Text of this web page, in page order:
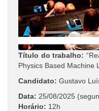
Título do trabalho:
Physics Based Machine
Candidato: Gustavo
Data: 25/08/2025
Horário: 12h